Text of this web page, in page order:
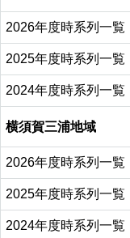
2026年度時系列一覧
2025年度時系列一覧
2024年度時系列一覧
横須賀三浦地域
2026年度時系列一覧
2025年度時系列一覧
2024年度時系列一覧